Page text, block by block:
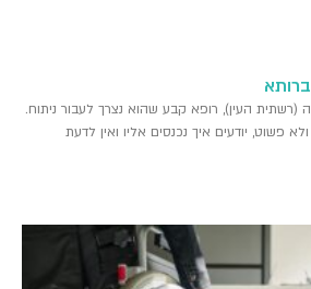
(רשתית העין), רופא קבע שהוא נצרך לעבור ניתוח.
פשוט, יודעים איך נכנסים אליו ואין לדעת